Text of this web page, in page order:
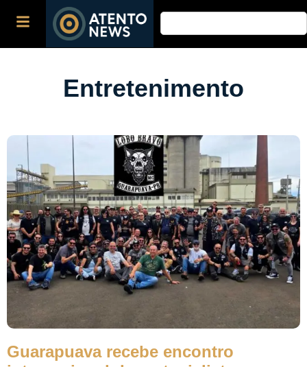
Entretenimento
Guarapuava recebe encontro